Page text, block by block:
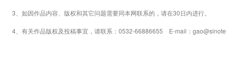
3、如因作品内容、版权和其它问题需要同本网联系的，请在30日内进行。
4、有关作品版权及投稿事宜，请联系：0532-66886655 E-mail：